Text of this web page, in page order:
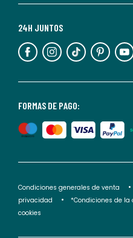
FORMAS DE PAGO:
24H JUNTOS
Condiciones generales de venta
privacidad
*Condiciones de la
cookies